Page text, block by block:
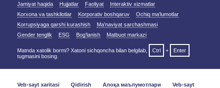
Jamiyat haqida Hujjatlar Faoliyat
Interaktiv xizmatlar
Korxona va tashkilotlar
Korporativ boshqaruv
Ochiq ma'lumotlar
Korrupsiyaga qarshi kurashish
Ma'naviyat sarchashmasi
Gender tenglik
ESG Bog‘lanish Matbuot markazi
Matnda xatolik bormi? Xatoni sichqoncha bilan belgilab, Ctrl +
Enter
tugmasini bosing.
Veb-sayt xaritasi Qidirish Алоқа маълумотлари
Veb-sayt